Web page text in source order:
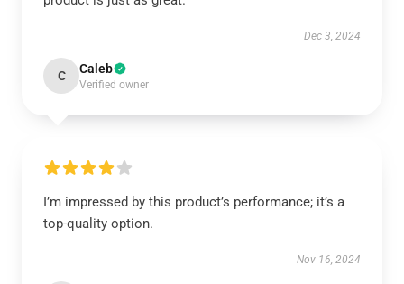
Dec 3, 2024
C Caleb
Verified owner
I’m impressed by this product’s performance; it’s a
top-quality option.
Nov 16, 2024